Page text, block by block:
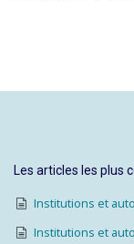
Les articles les plus
Institutions et
Institutions et